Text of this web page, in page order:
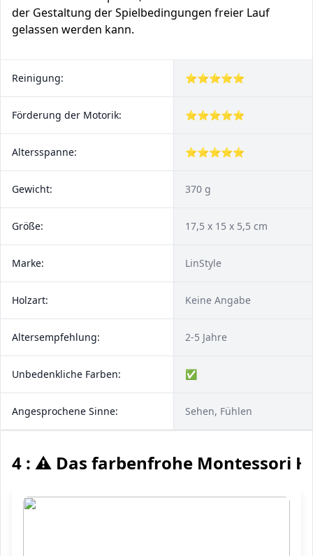
der Gestaltung der Spielbedingungen freier Lauf
gelassen werden kann.
Reinigung: ⭐⭐⭐⭐⭐
Förderung der Motorik: ⭐⭐⭐⭐⭐
Altersspanne: ⭐⭐⭐⭐⭐
Gewicht: 370 g
Größe: 17,5 x 15 x 5,5 cm
Marke: LinStyle
Holzart: Keine Angabe
Altersempfehlung: 2-5 Jahre
Unbedenkliche Farben: ✅
Angesprochene Sinne: Sehen, Fühlen
4 : ⚠️ Das farbenfrohe Montessori